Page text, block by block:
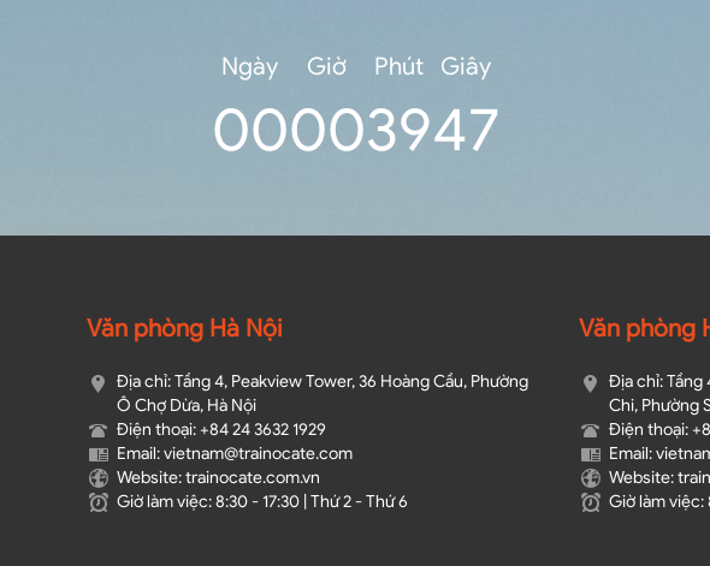
Ngày
00
Giờ
00
Phút
39
Giây
46
Văn phòng Hà Nội
Địa chỉ: Tầng 4, Peakview Tower, 36 Hoàng Cầu, Phường
Ô Chợ Dừa, Hà Nội
Điện thoại: +84 24 3632 1929
Email: vietnam@trainocate.com​
Website: trainocate.com.vn
Giờ làm việc: 8:30 - 17:30 | Thứ 2 - Thứ 6
Văn phòng
Địa chỉ: Tầng
Chi, Phường
Điện thoại:
Email:
Website:
Giờ làm việc: